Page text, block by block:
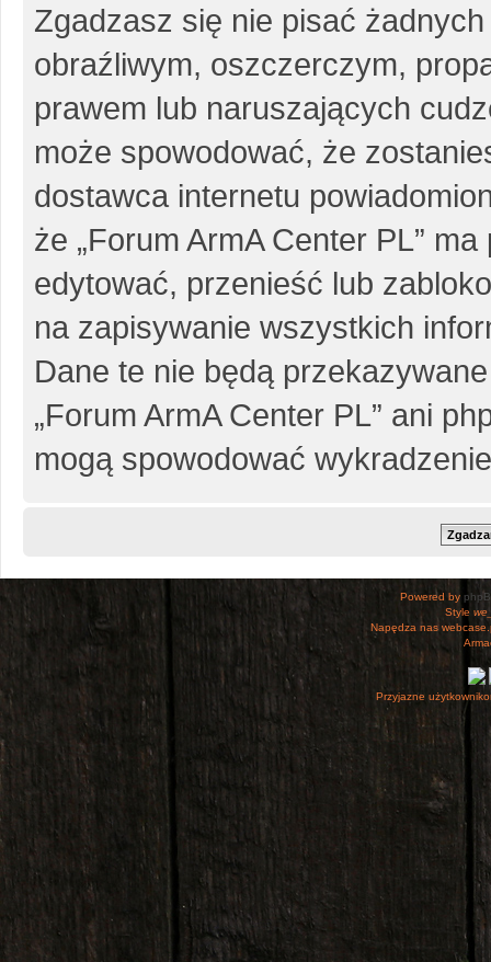
Zgadzasz się nie pisać
obraźliwym, oszczerczym,
prawem lub naruszających
może spowodować, że
dostawca internetu
że „Forum ArmA Center PL”
edytować, przenieść lub
na zapisywanie wszystkich
Dane te nie będą
„Forum ArmA Center PL” ani
mogą spowodować
Powered by
Style
Napędza nas
Przyjazne